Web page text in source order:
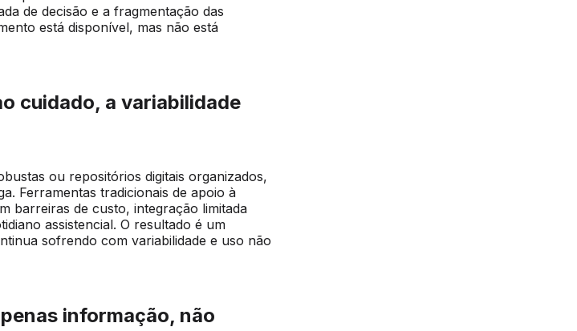
de decisão e a fragmentação das
está disponível, mas não está
cuidado, a variabilidade
ou repositórios digitais organizados,
Ferramentas tradicionais de apoio à
barreiras de custo, integração limitada
assistencial. O resultado é um
sofrendo com variabilidade e uso não
informação, não